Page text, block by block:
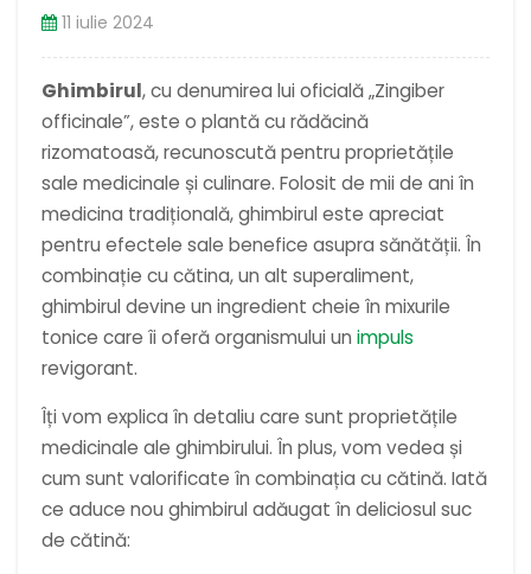
11 iulie 2024
Ghimbirul, cu denumirea lui oficială „Zingiber
officinale”, este o plantă cu rădăcină
rizomatoasă, recunoscută pentru proprietățile
sale medicinale și culinare. Folosit de mii de ani în
medicina tradițională, ghimbirul este apreciat
pentru efectele sale benefice asupra sănătății. În
combinație cu cătina, un alt superaliment,
ghimbirul devine un ingredient cheie în mixurile
tonice care îi oferă organismului un impuls
revigorant.
Îți vom explica în detaliu care sunt proprietățile
medicinale ale ghimbirului. În plus, vom vedea și
cum sunt valorificate în combinația cu cătină. Iată
ce aduce nou ghimbirul adăugat în deliciosul suc
de cătină: